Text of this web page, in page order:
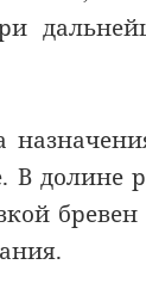
В долине
бревен